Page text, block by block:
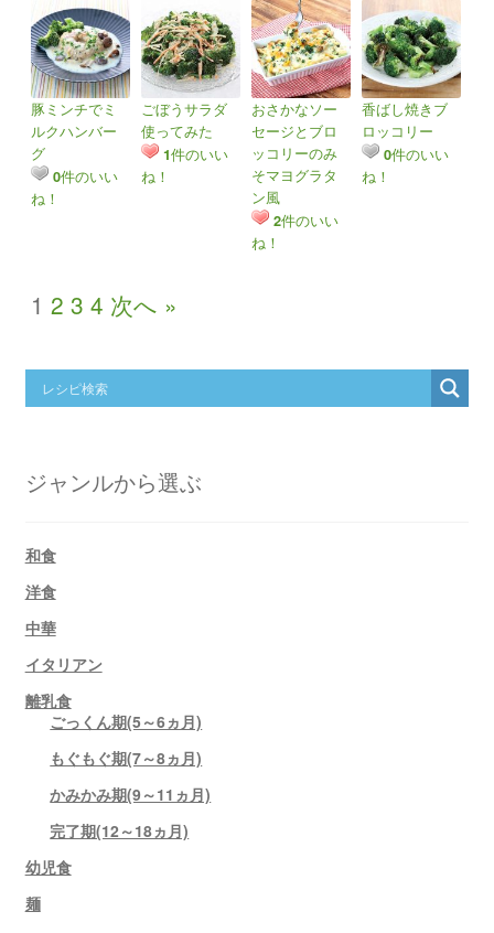
豚ミンチでミ
ルクハンバー
グ
0件のいい
ね！
ごぼうサラダ
使ってみた
1件のいい
ね！
おさかなソー
セージとブロ
ッコリーのみ
そマヨグラタ
ン風
2件のいい
ね！
香ばし焼きブ
ロッコリー
0件のいい
ね！
1 2 3 4 次へ »
ジャンルから選ぶ
和食
洋食
中華
イタリアン
離乳食
ごっくん期(5～6ヵ月)
もぐもぐ期(7～8ヵ月)
かみかみ期(9～11ヵ月)
完了期(12～18ヵ月)
幼児食
麺